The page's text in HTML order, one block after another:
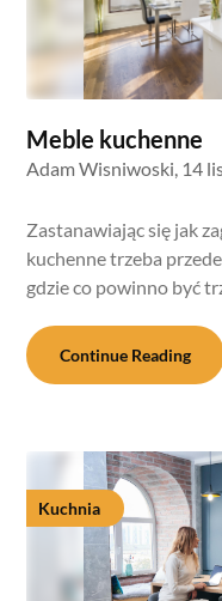
Meble kuchenne
Adam Wisniwoski, 14
Zastanawiając się jak
kuchenne trzeba
gdzie co powinno być
Continue Reading
Kuchnia